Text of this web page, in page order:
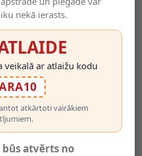
nekā ierasts.
ar atlaižu kodu
atkārtoti vairākiem
atvērts no